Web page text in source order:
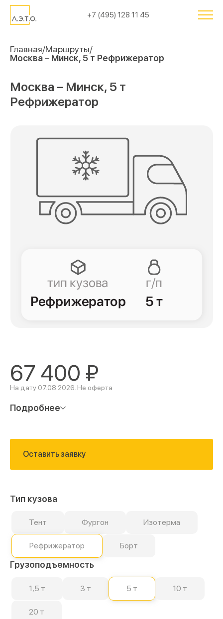
+7 (495) 128 11 45
Главная Маршруты
Москва – Минск, 5 т Рефрижератор
Москва – Минск, 5 т
Рефрижератор
67 400 ₽
На дату 07.08.2026. Не оферта
Подробнее
Оставить заявку
Тип кузова
Тент Фургон Изотерма
Рефрижератор Борт
Грузоподъемность
1,5 т 3 т 5 т 10 т
20 т